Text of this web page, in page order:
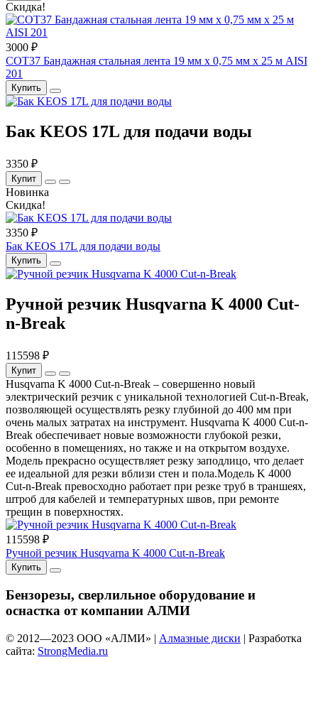
Скидка!
3000 ₽
COT37 Бандажная стальная лента 19 мм x 0,75 мм x 25 м AISI
201
Купить
Бак KEOS 17L для подачи воды
3350 ₽
Купит
Новинка
Скидка!
3350 ₽
Бак KEOS 17L для подачи воды
Купить
Ручной резчик Husqvarna K 4000 Cut-
n-Break
115598 ₽
Купит
Husqvarna K 4000 Cut-n-Break – совершенно новый
электрический резчик с уникальной технологией Cut-n-Break,
позволяющей осуществлять резку глубиной до 400 мм при
очень малых затратах на инструмент. Husqvarna K 4000 Cut-n-
Break обеспечивает новые возможности глубокой резки,
особенно в помещениях, но также и на открытом воздухе.
Модель прекрасно осуществляет резку заподлицо, что делает
ее идеальной для резки вблизи стен и пола.Модель K 4000
Cut-n-Break превосходно работает при резке труб в траншеях,
штроб для кабелей и температурных швов, при ремонте
трещин в поверхностях.
115598 ₽
Ручной резчик Husqvarna K 4000 Cut-n-Break
Купить
Бензорезы, сверлильное оборудование и
оснастка от компании АЛМИ
© 2012—2023 ООО «АЛМИ» | Алмазные диски | Разработка
сайта: StrongMedia.ru